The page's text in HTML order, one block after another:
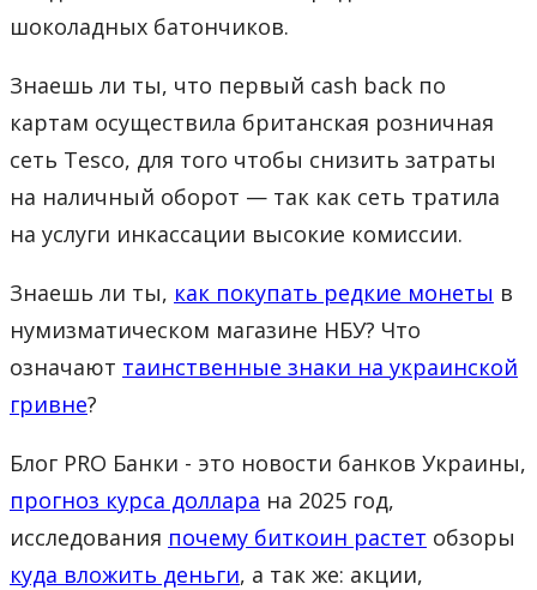
шоколадных батончиков.
Знаешь ли ты, что первый cash back по
картам осуществила британская розничная
сеть Tesco, для того чтобы снизить затраты
на наличный оборот — так как сеть тратила
на услуги инкассации высокие комиссии.
Знаешь ли ты, как покупать редкие монеты в
нумизматическом магазине НБУ? Что
означают таинственные знаки на украинской
гривне?
Блог PRO Банки - это новости банков Украины,
прогноз курса доллара на 2025 год,
исследования почему биткоин растет обзоры
куда вложить деньги, а так же: акции,